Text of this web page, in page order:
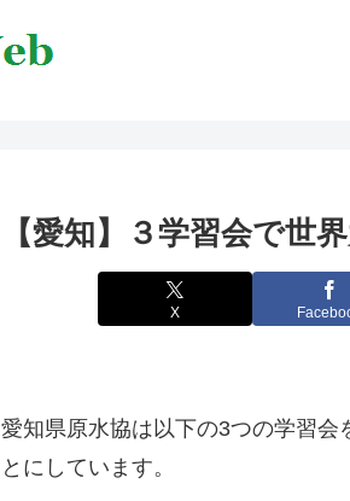
【愛知】３学習会で世
X
愛知県原水協は以下の3つの学習
とにしています。